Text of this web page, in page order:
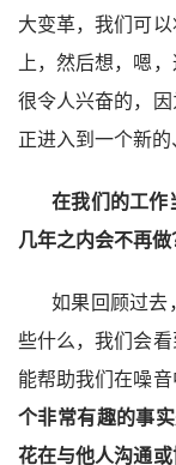
大变革，我们可
上，然后想，嗯
很令人兴奋的，
正进入到一个新的
在我们的工作
几年之内会不再做
如果回顾过去
些什么，我们会
能帮助我们在噪
个非常有趣的事
花在与他人沟通